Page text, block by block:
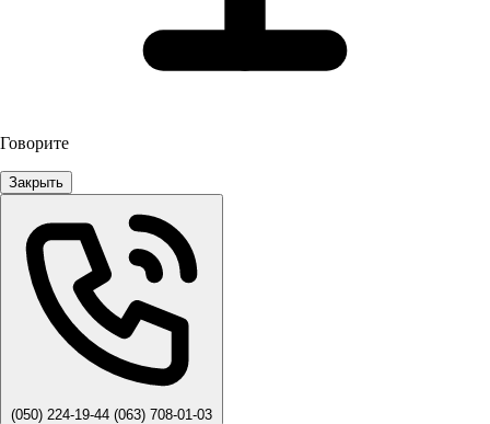
Говорите
Закрыть
(050) 224-19-44 (063) 708-01-03